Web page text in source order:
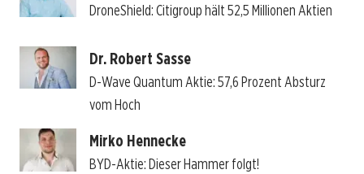
DroneShield: Citigroup hält 52,5 Millionen Aktien
Dr. Robert Sasse
D-Wave Quantum Aktie: 57,6 Prozent Absturz
vom Hoch
Mirko Hennecke
BYD-Aktie: Dieser Hammer folgt!